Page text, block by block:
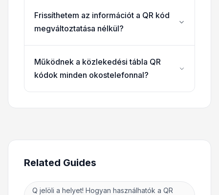
Frissíthetem az információt a QR kód
megváltoztatása nélkül?
Működnek a közlekedési tábla QR
kódok minden okostelefonnal?
Related Guides
Q jelöli a helyet! Hogyan használhatók a QR